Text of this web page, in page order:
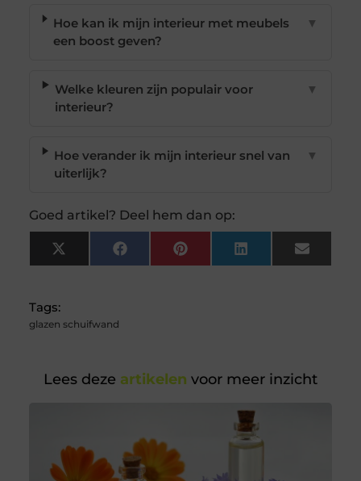
Hoe kan ik mijn interieur met meubels
een boost geven?
▼
Welke kleuren zijn populair voor
interieur?
▼
Hoe verander ik mijn interieur snel van
uiterlijk?
▼
Goed artikel? Deel hem dan op:
X
(Twitter)
FacebookPinterest LinkedIn Email
Tags:
glazen schuifwand
Lees deze artikelen voor meer inzicht